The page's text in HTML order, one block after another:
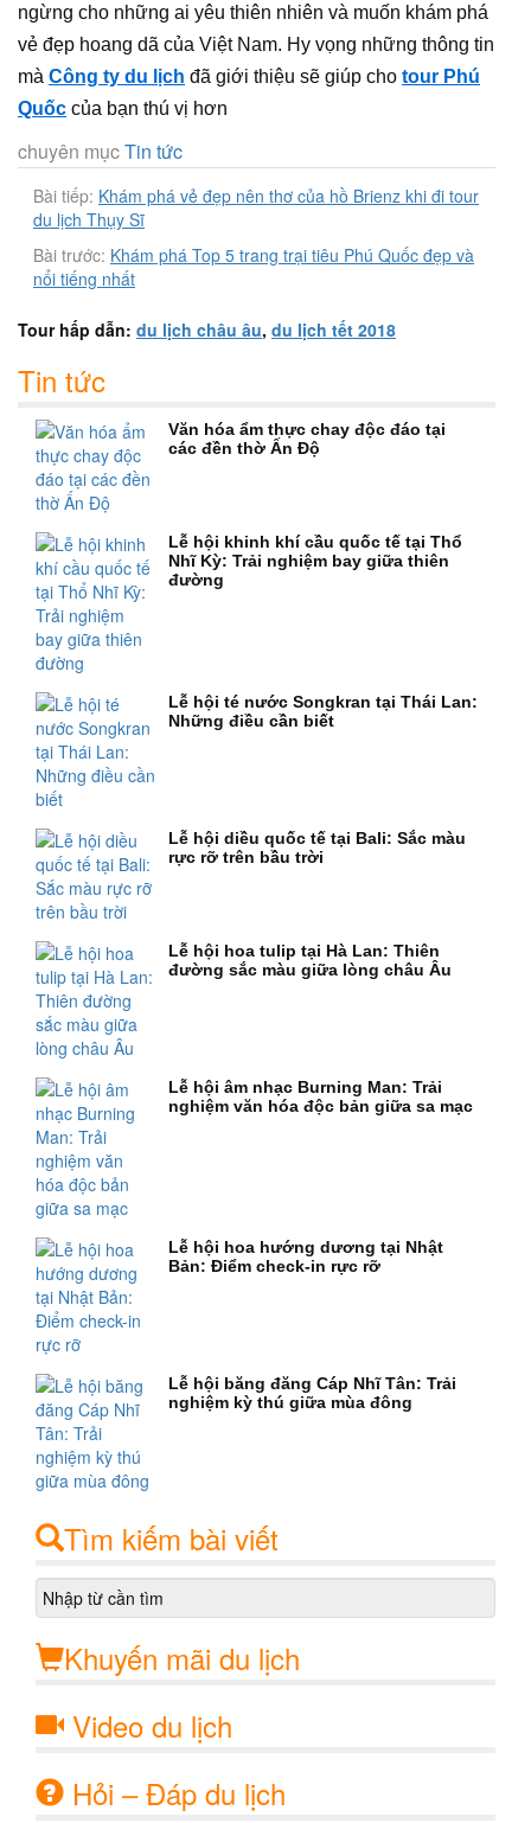
ngừng cho những ai yêu thiên nhiên và muốn khám phá
vẻ đẹp hoang dã của Việt Nam. Hy vọng những thông tin
mà Công ty du lịch đã giới thiệu sẽ giúp cho tour Phú
Quốc của bạn thú vị hơn
chuyên mụcTin tức
Bài tiếp: Khám phá vẻ đẹp nên thơ của hồ Brienz khi đi tour
du lịch Thụy Sĩ
Bài trước: Khám phá Top 5 trang trại tiêu Phú Quốc đẹp và
nổi tiếng nhất
Tour hấp dẫn: du lịch châu âu, du lịch tết 2018
Tin tức
Văn hóa ẩm thực chay độc đáo tại
các đền thờ Ấn Độ
Lễ hội khinh khí cầu quốc tế tại Thổ
Nhĩ Kỳ: Trải nghiệm bay giữa thiên
đường
Lễ hội té nước Songkran tại Thái Lan:
Những điều cần biết
Lễ hội diều quốc tế tại Bali: Sắc màu
rực rỡ trên bầu trời
Lễ hội hoa tulip tại Hà Lan: Thiên
đường sắc màu giữa lòng châu Âu
Lễ hội âm nhạc Burning Man: Trải
nghiệm văn hóa độc bản giữa sa mạc
Lễ hội hoa hướng dương tại Nhật
Bản: Điểm check-in rực rỡ
Lễ hội băng đăng Cáp Nhĩ Tân: Trải
nghiệm kỳ thú giữa mùa đông
Tìm kiếm bài viết
Khuyến mãi du lịch
Video du lịch
Hỏi – Đáp du lịch